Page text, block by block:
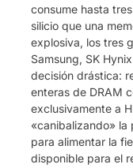
consume hasta
silicio que una
explosiva, los tres
Samsung, SK
decisión drástica:
enteras de DRAM
exclusivamente a
«canibalizando» la
para alimentar la
disponible para el